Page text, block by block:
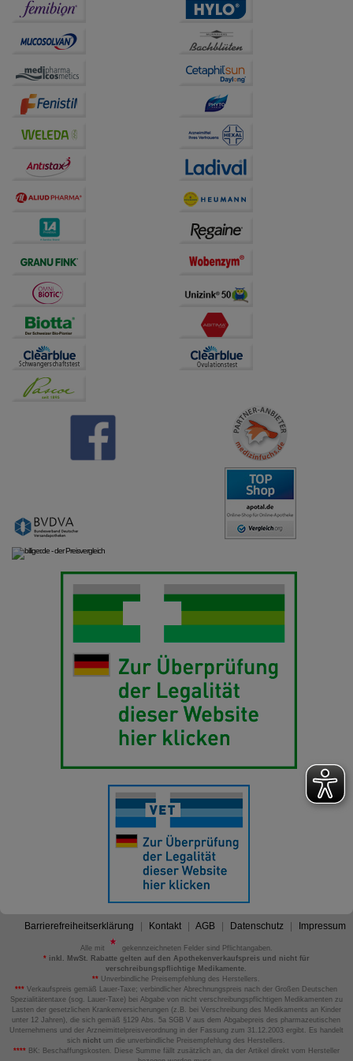
unserer Website sammeln, mit deren Hilfe wir unsere
Website weiter für Sie optimieren können, den Inhalt
auf unserer Website aber auch die Werbung auf
Bitte beachten Sie, dass Daten hierfür teilweise an
Dritte wie z.B. Google oder soziale Medien
übertragen werden.
Barrierefreiheitserklärung Kontakt AGB Datenschutz Impressum
Alle mit
gekennzeichneten Felder sind Pflichtangaben.
*inkl. MwSt. Rabatte gelten auf den Apothekenverkaufspreis und nicht für
verschreibungspflichtige Medikamente.
** Unverbindliche Preisempfehlung des Herstellers.
*** Verkaufspreis gemäß Lauer-Taxe; verbindlicher Abrechnungspreis nach der Großen Deutschen
Spezialitätentaxe (sog. Lauer-Taxe) bei Abgabe von nicht verschreibungspflichtigen Medikamenten zu
Lasten der gesetzlichen Krankenversicherungen (z.B. bei Verschreibung des Medikaments an Kinder
unter 12 Jahren), die sich gemäß §129 Abs. 5a SGB V aus dem Abgabepreis des pharmazeutischen
Unternehmens und der Arzneimittelpreisverordnung in der Fassung zum 31.12.2003 ergibt. Es handelt
sich nicht um die unverbindliche Preisempfehlung des Herstellers.
****BK: Beschaffungskosten. Diese Summe fällt zusätzlich an, da der Artikel direkt vom Hersteller